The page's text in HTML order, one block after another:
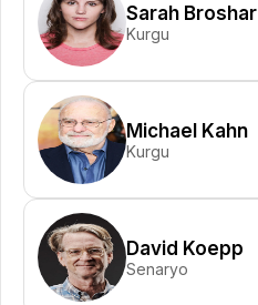
Sarah Broshar
Kurgu
Michael Kahn
Kurgu
David Koepp
Senaryo